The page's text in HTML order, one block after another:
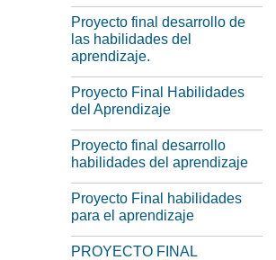
Proyecto final desarrollo de
las habilidades del
aprendizaje.
Proyecto Final Habilidades
del Aprendizaje
Proyecto final desarrollo
habilidades del aprendizaje
Proyecto Final habilidades
para el aprendizaje
PROYECTO FINAL